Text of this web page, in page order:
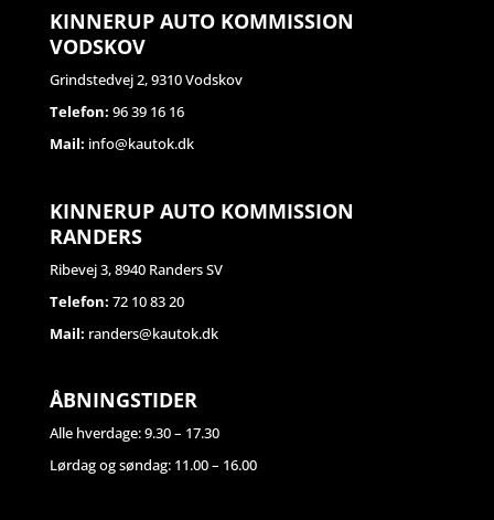
KINNERUP AUTO KOMMISSION
VODSKOV
Grindstedvej 2, 9310 Vodskov
Telefon: 96 39 16 16
Mail: info@kautok.dk
KINNERUP AUTO KOMMISSION
RANDERS
Ribevej 3, 8940 Randers SV
Telefon: 72 10 83 20
Mail: randers@kautok.dk
ÅBNINGSTIDER
Alle hverdage: 9.30 – 17.30
Lørdag og søndag: 11.00 – 16.00